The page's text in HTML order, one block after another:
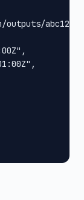
outputs/